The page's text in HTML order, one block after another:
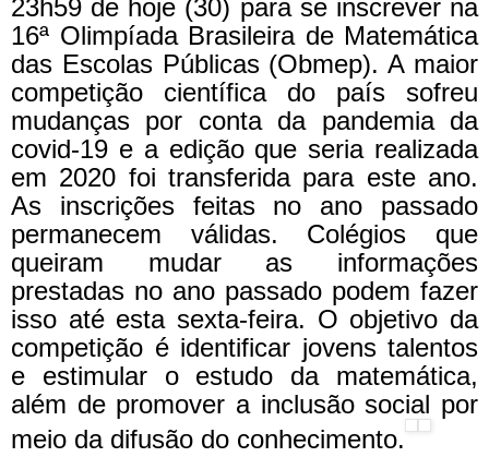
23h59 de hoje (30) para se inscrever na
16ª Olimpíada Brasileira de Matemática
das Escolas Públicas (Obmep). A maior
competição científica do país sofreu
mudanças por conta da pandemia da
covid-19 e a edição que seria realizada
em 2020 foi transferida para este ano.
As inscrições feitas no ano passado
permanecem válidas. Colégios que
queiram mudar as informações
prestadas no ano passado podem fazer
isso até esta sexta-feira. O objetivo da
competição é identificar jovens talentos
e estimular o estudo da matemática,
além de promover a inclusão social por
meio da difusão do conhecimento.